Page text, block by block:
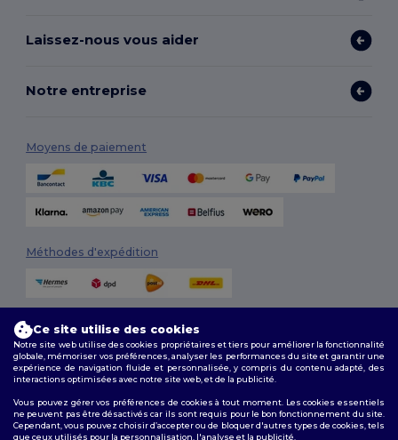
Laissez-nous vous aider
Notre entreprise
Moyens de paiement
Méthodes d'expédition
Suivez-nous
Ce site utilise des cookies
Notre site web utilise des cookies propriétaires et tiers pour améliorer la fonctionnalité
globale, mémoriser vos préférences, analyser les performances du site et garantir une
expérience de navigation fluide et personnalisée, y compris du contenu adapté, des
interactions optimisées avec notre site web, et de la publicité.
Vous pouvez gérer vos préférences de cookies à tout moment. Les cookies essentiels
ne peuvent pas être désactivés car ils sont requis pour le bon fonctionnement du site.
Cependant, vous pouvez choisir d’accepter ou de bloquer d'autres types de cookies, tels
que ceux utilisés pour la personnalisation, l'analyse et la publicité.